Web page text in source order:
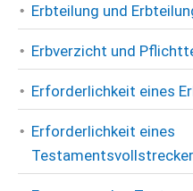
Erbteilung und
Erbverzicht und
Erforderlichkeit eines
Erforderlichkeit eines